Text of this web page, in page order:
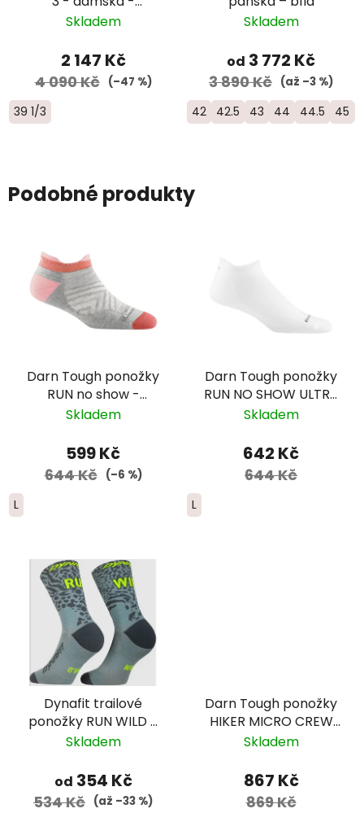
růžová/bílá
Skladem
2 147 Kč
4 090 Kč (–47 %)
39 1/3
Skladem
od 3 772 Kč
3 890 Kč (až –3 %)
42 42.5 43 44 44.5 45
Podobné produkty
Darn Tough ponožky
RUN no show -
ultralightweight s
růžové
Skladem
599 Kč
644 Kč (–6 %)
L
Darn Tough ponožky
RUN NO SHOW ULTRA
Lightweight Merino -
Skladem
642 Kč
644 Kč
L
Dynafit trailové
ponožky RUN WILD -
modrá
Skladem
od 354 Kč
534 Kč (až –33 %)
Darn Tough ponožky
HIKER MICRO CREW
Midweight Merino -
Skladem
867 Kč
869 Kč